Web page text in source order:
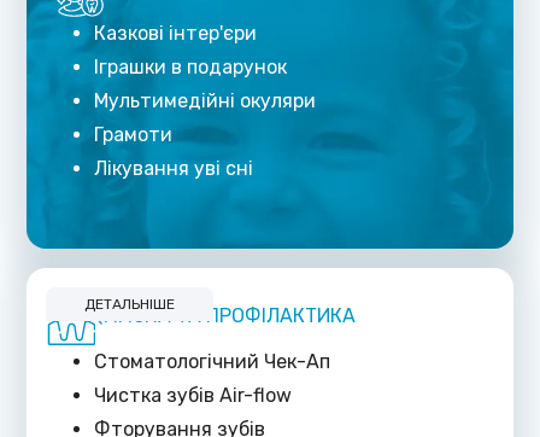
Казкові інтер'єри
Іграшки в подарунок
Мультимедійні окуляри
Грамоти
Лікування уві сні
ГІГІЄНА ТА ПРОФІЛАКТИКА
Стоматологічний Чек-Ап
Чистка зубів Air-flow
Фторування зубів
ДЕТАЛЬНІШЕ